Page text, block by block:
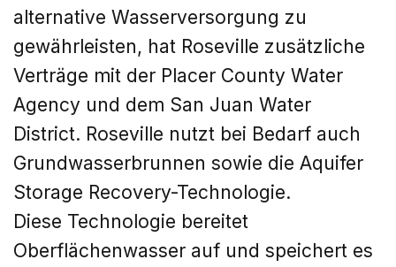
alternative Wasserversorgung zu
gewährleisten, hat Roseville zusätzliche
Verträge mit der Placer County Water
Agency und dem San Juan Water
District. Roseville nutzt bei Bedarf auch
Grundwasserbrunnen sowie die Aquifer
Storage Recovery-Technologie.
Diese Technologie bereitet
Oberflächenwasser auf und speichert es